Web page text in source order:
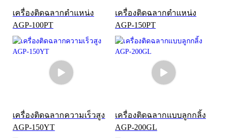
เครื่องติดฉลากตำแหน่ง
AGP-100PT
เครื่องติดฉลากตำแหน่ง
AGP-150PT
เครื่องติดฉลากความเร็วสูง
AGP-150YT
เครื่องติดฉลากแบบลูกกลิ้ง
AGP-200GL